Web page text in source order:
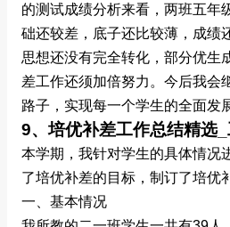
的测试成绩分析来看，两班五年
础还较差，底子还比较薄，成绩
思想还没有完全转化，部分优生
差工作还须加倍努力。今后我会
路子，实现每一个学生的全面发
9、培优补差工作总结精选
本学期，我针对学生的具体情况
了培优补差的目标，制订了培优
一、基本情况